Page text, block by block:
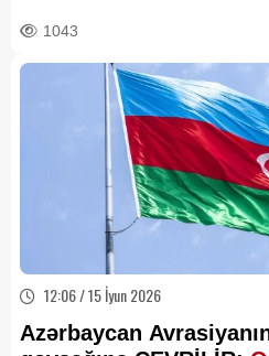
1043
12:06 / 15 İyun 2026
Azərbaycan